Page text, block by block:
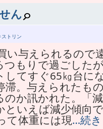
ん
トリン
い与えられるので
つもりで過ごした
してすぐ65㎏台に
滞。与えられたも
か訊かれた。「
といえば減少傾向
て体重には現…続